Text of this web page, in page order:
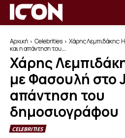
Αρχική Celebrities
Χάρης Λεμπιδάκης:
και η απάντηση του...
Χάρης
με Φασουλή στο
απάντηση του
δημοσιογράφου
CELEBRITIES